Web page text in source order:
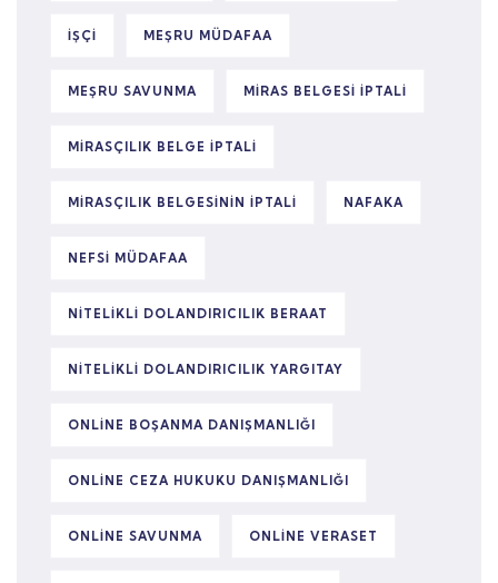
IŞÇI MEŞRU MÜDAFAA
MEŞRU SAVUNMA MIRAS BELGESI IPTALI
MIRASÇILIK BELGE IPTALI
MIRASÇILIK BELGESININ IPTALI NAFAKA
NEFSI MÜDAFAA
NITELIKLI DOLANDIRICILIK BERAAT
NITELIKLI DOLANDIRICILIK YARGITAY
ONLINE BOŞANMA DANIŞMANLIĞI
ONLINE CEZA HUKUKU DANIŞMANLIĞI
ONLINE SAVUNMA ONLINE VERASET